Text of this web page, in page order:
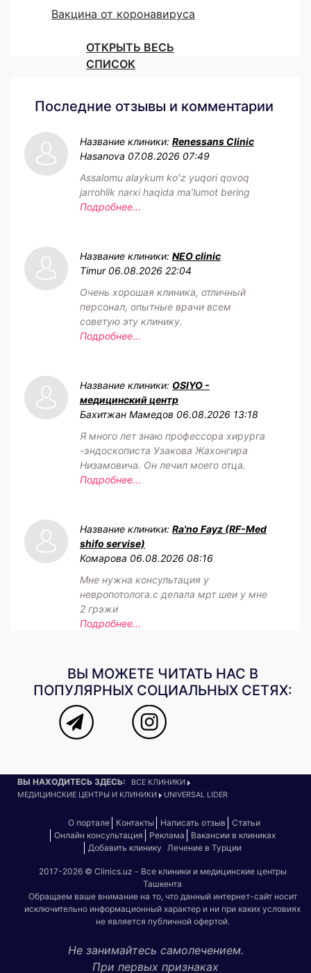
Вакцина от коронавируса
ОТКРЫТЬ ВЕСЬ
СПИСОК
Последние отзывы и комментарии
Название клиники: Renessans Clinic
Hasanova 07.08.2026 07:49
Assalomu alaykum koʻz yuqori qovoq
jarrohlik narxi haqida maʼlumot bering
Подробнее...
Название клиники: NEO clinic
Timur 06.08.2026 22:04
Очень хорошая клиника, отличный
персонал, опытные врачи всем
советую эту клинику.
Подробнее...
Название клиники: OSIYO -
медицинский центр
Бахитжан Мамедов 06.08.2026 13:18
Я много лет знаю профессора хирурга
-эндоскописта Узакова Жахонгира
Низамовича. Он лечил моего отца.
Подробнее...
Название клиники: Ra'no Fayz (RF-Med
shifo servise)
Комарова 06.08.2026 08:16
Мне нужна консультация у
невропотолога.с делала мрт шеи у мне
2 грэжи
Подробнее...
ВЫ МОЖЕТЕ ЧИТАТЬ НАС В
ПОПУЛЯРНЫХ СОЦИАЛЬНЫХ СЕТЯХ:
ВЫ НАХОДИТЕСЬ ЗДЕСЬ:
ВСЕ КЛИНИКИ
МЕДИЦИНСКИЕ ЦЕНТРЫ И КЛИНИКИ
UNIVERSAL LIDER
О портале Контакты Написать отзыв
Статьи
Онлайн консультация
Реклама
Вакансии в клиниках
Добавить клинику Лечение в Турции
2017-2026 © Clinics.uz - Все клиники и медицинские центры
Ташкента
Обращаем ваше внимание на то, что данный интернет-сайт носит
исключительно информационный характер и ни при каких условиях
не является публичной офертой.
Не занимайтесь самолечением.
При первых признаках